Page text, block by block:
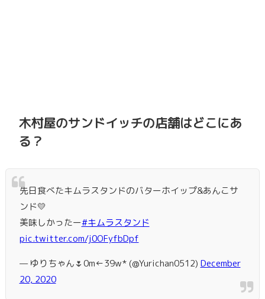
木村屋のサンドイッチの店舗はどこにあ
る？
先日食べたキムラスタンドのバターホイップ&あんこサ
ンド💛
美味しかったー#キムラスタンド
pic.twitter.com/j0OFyfbDpf
— ゆりちゃん🌷0m←39w* (@Yurichan0512) December
20, 2020